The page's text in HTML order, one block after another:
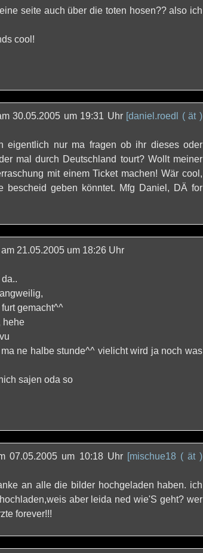
seite auch über die toten hosen?? also ich
cool!
30.05.2005 um 19:31 Uhr [daniel.roedl ( ät )
eigentlich nur ma fragen ob ihr dieses oder
mal durch Deutschland tourt? Wollt meiner
mit einem Ticket machen! Wär cool,
bescheid geben könntet. Mfg Daniel, DÄ for
am 21.05.2005 um 18:26 Uhr
gemacht^^
hehe
ne halbe stunde^^ vielicht wird ja noch was
sajen oda so
07.05.2005 um 10:18 Uhr [mischue18 ( ät )
an alle die bilder hochgeladen haben. ich
aber leida ned wie'S geht? wer
forever!!!